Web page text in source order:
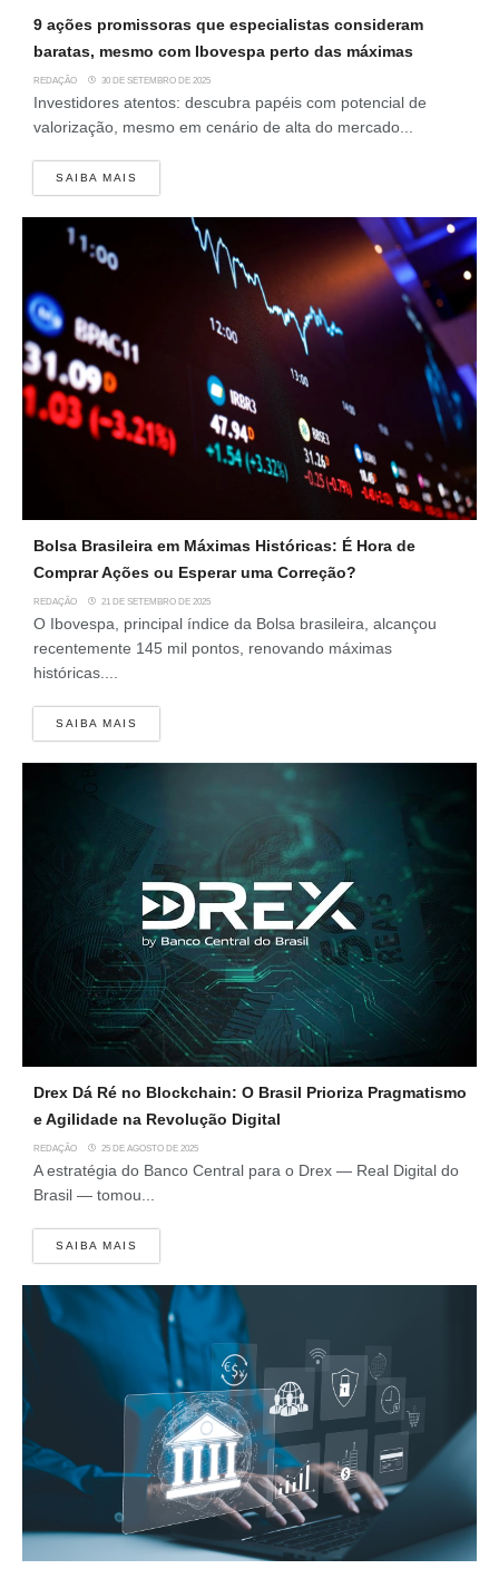
9 ações promissoras que especialistas consideram
baratas, mesmo com Ibovespa perto das máximas
REDAÇÃO 30 DE SETEMBRO DE 2025
Investidores atentos: descubra papéis com potencial de
valorização, mesmo em cenário de alta do mercado...
SAIBA MAIS
Bolsa Brasileira em Máximas Históricas: É Hora de
Comprar Ações ou Esperar uma Correção?
REDAÇÃO 21 DE SETEMBRO DE 2025
O Ibovespa, principal índice da Bolsa brasileira, alcançou
recentemente 145 mil pontos, renovando máximas
históricas....
SAIBA MAIS
Drex Dá Ré no Blockchain: O Brasil Prioriza Pragmatismo
e Agilidade na Revolução Digital
REDAÇÃO 25 DE AGOSTO DE 2025
A estratégia do Banco Central para o Drex — Real Digital do
Brasil — tomou...
SAIBA MAIS